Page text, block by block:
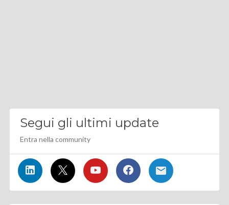
Segui gli ultimi update
Entra nella community